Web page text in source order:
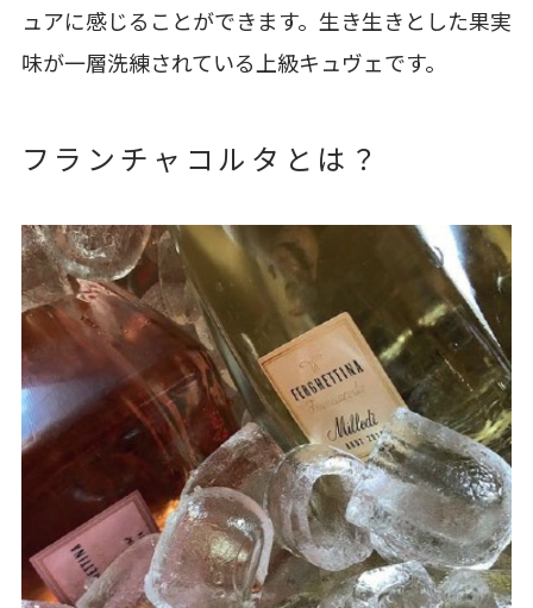
ュアに感じることができます。生き生きとした果実
味が一層洗練されている上級キュヴェです。
フランチャコルタとは？